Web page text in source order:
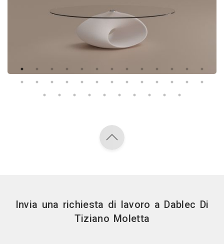
Invia una richiesta di lavoro a Dablec Di
Tiziano Moletta